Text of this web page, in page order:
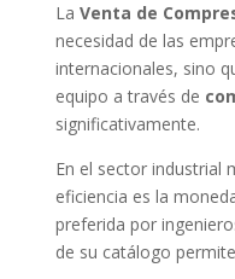
LaVenta de
necesidad de las
internacionales, sino
equipo a través de
significativamente.
En el sector industrial
eficiencia es la
preferida por
de su catálogo